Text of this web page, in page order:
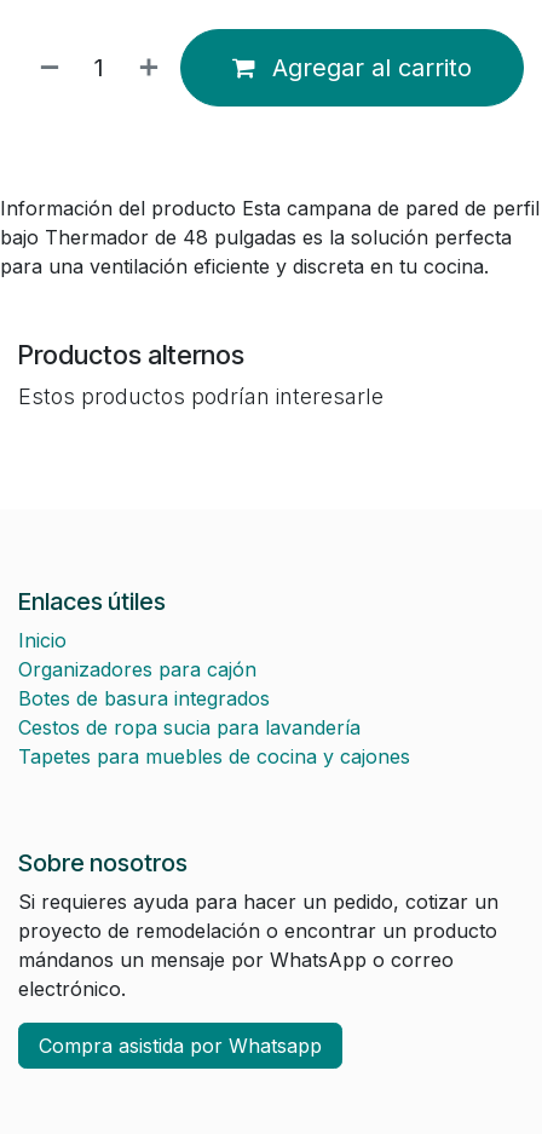
Agregar al carrito
Información del producto Esta campana de pared de perfil
bajo Thermador de 48 pulgadas es la solución perfecta
para una ventilación eficiente y discreta en tu cocina.
Productos alternos
Estos productos podrían interesarle
Enlaces útiles
Inicio
Organizadores para cajón
Botes de basura integrados
Cestos de ropa sucia para lavandería
Tapetes para muebles de cocina y cajones
Sobre nosotros
Si requieres ayuda para hacer un pedido, cotizar un
proyecto de remodelación o encontrar un producto
mándanos un mensaje por WhatsApp o correo
electrónico.
Compra asistida por Whatsapp